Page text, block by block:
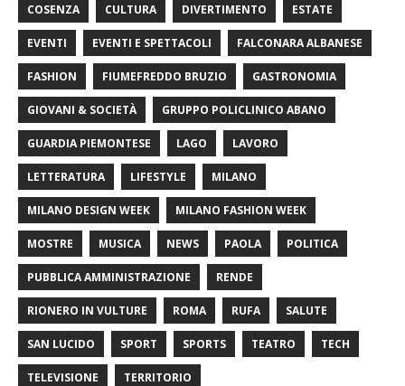
COSENZA CULTURA DIVERTIMENTO ESTATE
EVENTI EVENTI E SPETTACOLI FALCONARA ALBANESE
FASHION FIUMEFREDDO BRUZIO GASTRONOMIA
GIOVANI & SOCIETÀ GRUPPO POLICLINICO ABANO
GUARDIA PIEMONTESE LAGO LAVORO
LETTERATURA LIFESTYLE MILANO
MILANO DESIGN WEEK MILANO FASHION WEEK
MOSTRE MUSICA NEWS PAOLA POLITICA
PUBBLICA AMMINISTRAZIONE RENDE
RIONERO IN VULTURE ROMA RUFA SALUTE
SAN LUCIDO SPORT SPORTS TEATRO TECH
TELEVISIONE TERRITORIO